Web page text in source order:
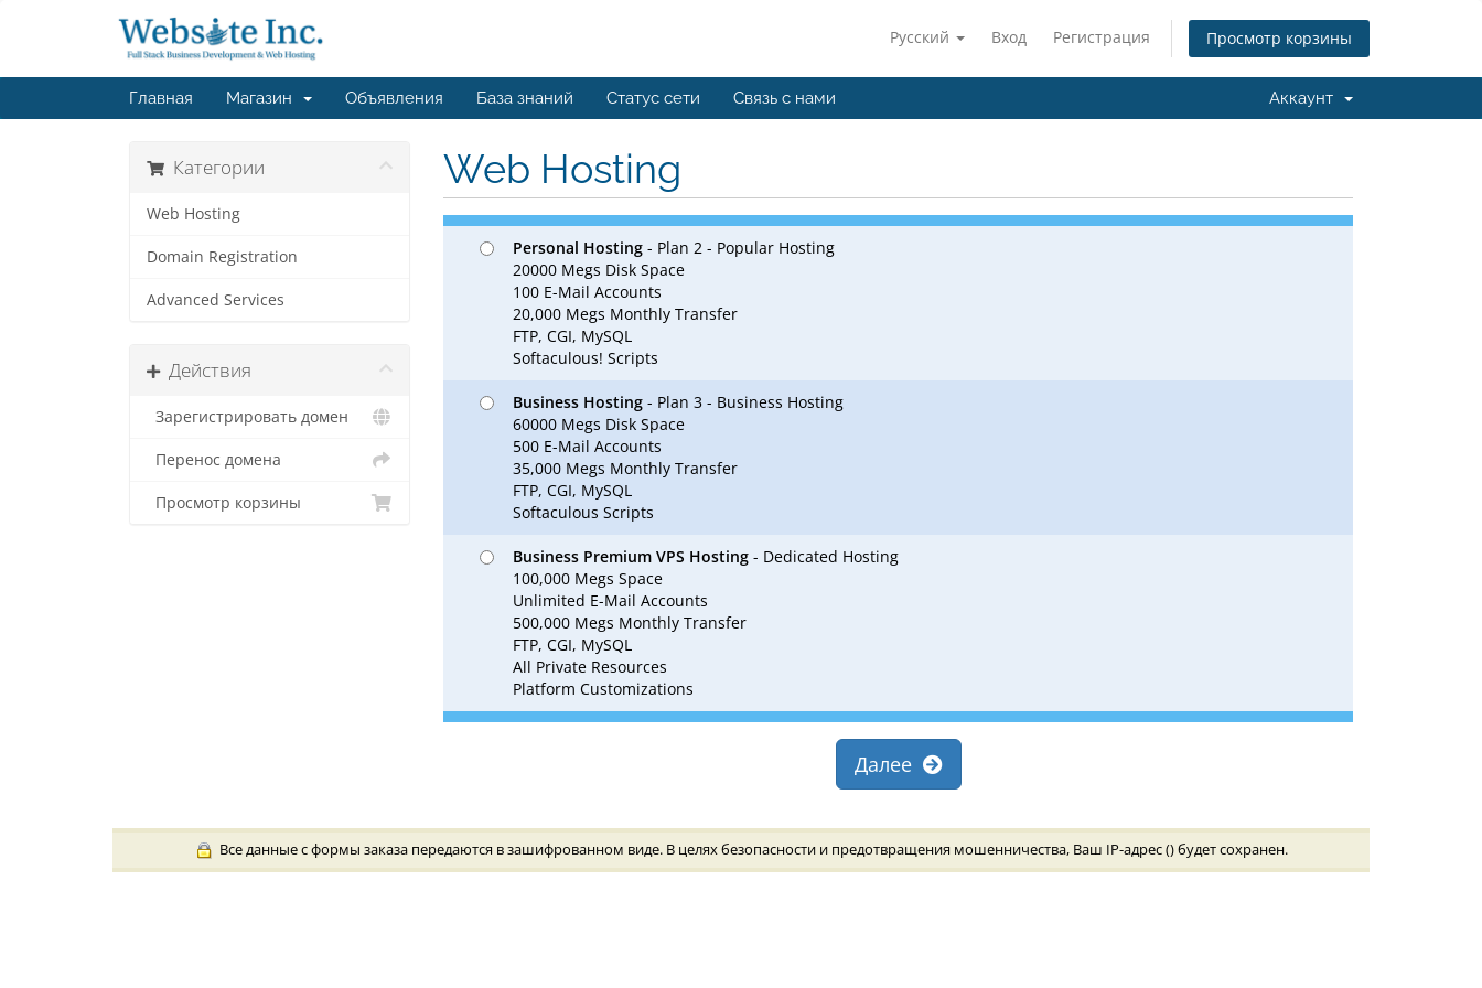
Русский Вход Регистрация Просмотр корзины
Главная Магазин Объявления База знаний Статус сети Связь с нами Аккаунт
Web Hosting
Категории
Web Hosting
Domain Registration
Advanced Services
Действия
Зарегистрировать домен
Перенос домена
Просмотр корзины
Personal Hosting - Plan 2 - Popular Hosting
20000 Megs Disk Space
100 E-Mail Accounts
20,000 Megs Monthly Transfer
FTP, CGI, MySQL
Softaculous! Scripts
Business Hosting - Plan 3 - Business Hosting
60000 Megs Disk Space
500 E-Mail Accounts
35,000 Megs Monthly Transfer
FTP, CGI, MySQL
Softaculous Scripts
Business Premium VPS Hosting - Dedicated Hosting
100,000 Megs Space
Unlimited E-Mail Accounts
500,000 Megs Monthly Transfer
FTP, CGI, MySQL
All Private Resources
Platform Customizations
Далее
Все данные с формы заказа передаются в зашифрованном виде. В целях безопасности и предотвращения мошенничества, Ваш IP-адрес () будет сохранен.